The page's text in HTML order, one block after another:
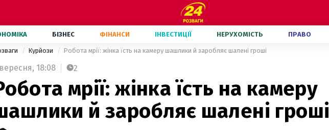
БІЗНЕС ФІНАНСИ ІНВЕСТИЦІЇ НЕРУХОМІСТЬ ПРАВО
Курйози Робота мрії: жінка їсть на камеру шашлики й заробляє шалені гроші
18:08 2
мрії: жінка їсть на камеру
й заробляє шалені гроші